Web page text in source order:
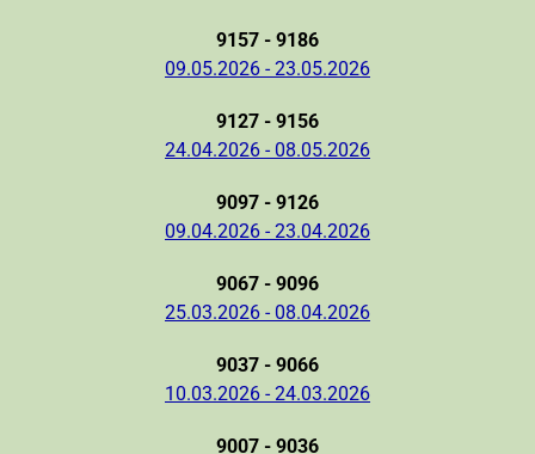
9157 - 9186
09.05.2026 - 23.05.2026
9127 - 9156
24.04.2026 - 08.05.2026
9097 - 9126
09.04.2026 - 23.04.2026
9067 - 9096
25.03.2026 - 08.04.2026
9037 - 9066
10.03.2026 - 24.03.2026
9007 - 9036